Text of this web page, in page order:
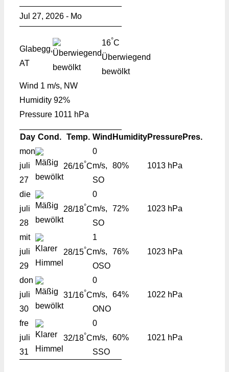
Jul 27, 2026 - Mo
Glabegg,
AT
16°C
Überwiegend
bewölkt
Wind 1 m/s, NW
Humidity 92%
Pressure 1011 hPa
Day Cond. Temp. Wind HumidityPressurePres.
mon
juli
27
26/16°C
0
m/s,
SO
80% 1013 hPa
die
juli
28
28/18°C
0
m/s,
SO
72% 1023 hPa
mit
juli
29
28/15°C
1
m/s,
OSO
76% 1023 hPa
don
juli
30
31/16°C
0
m/s,
ONO
64% 1022 hPa
fre
juli
31
32/18°C
0
m/s,
SSO
60% 1021 hPa